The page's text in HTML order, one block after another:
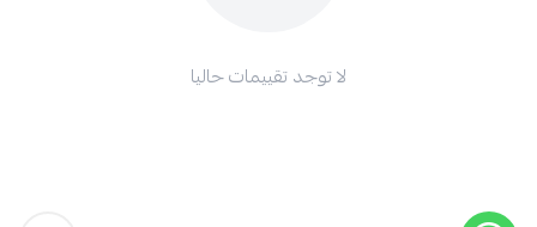
لا توجد تقييمات حاليا